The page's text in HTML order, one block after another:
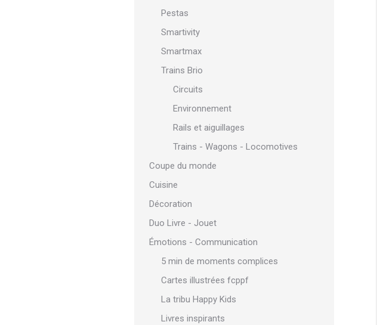
Pestas
Smartivity
Smartmax
Trains Brio
Circuits
Environnement
Rails et aiguillages
Trains - Wagons - Locomotives
Coupe du monde
Cuisine
Décoration
Duo Livre - Jouet
Émotions - Communication
5 min de moments complices
Cartes illustrées fcppf
La tribu Happy Kids
Livres inspirants